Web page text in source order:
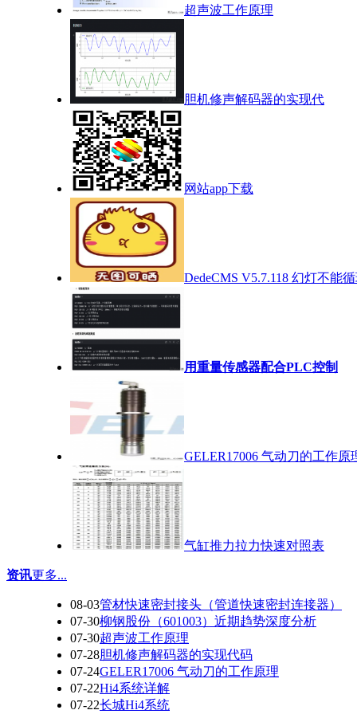
超声波工作原理
胆机修声解码器的实现代
网站app下载
DedeCMS V5.7.118 幻灯不能
用重量传感器配合PLC控制
GELER17006 气动刀的工作原
气缸推力拉力快速对照表
资讯更多...
08-03管材快速密封接头（管道快速密封连接器）
07-30柳钢股份（601003）近期趋势深度分析
07-30超声波工作原理
07-28胆机修声解码器的实现代码
07-24GELER17006 气动刀的工作原理
07-22Hi4系统详解
07-22长城Hi4系统